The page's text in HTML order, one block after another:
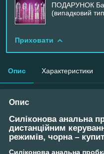
ПОДАРУНОК
(випадковий
Приховати
Опис Характеристики
Опис
Силіконова анальна
дистанційним
режимів, чорна –
Силіконова анальна